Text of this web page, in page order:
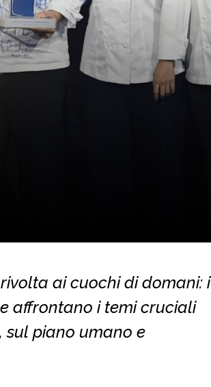
ai cuochi di domani: i
affrontano i temi cruciali
piano umano e